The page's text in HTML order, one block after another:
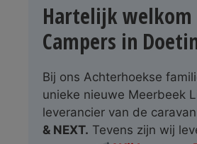
Hartelijk welkom
Campers in
Bij ons Achterhoekse
unieke nieuwe Meerbeek
leverancier van de
& NEXT. Tevens zijn wij